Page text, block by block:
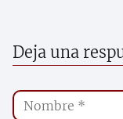
Deja una